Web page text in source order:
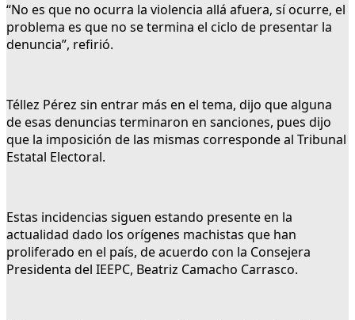
“No es que no ocurra la violencia allá afuera, sí ocurre, el
problema es que no se termina el ciclo de presentar la
denuncia”, refirió.
Téllez Pérez sin entrar más en el tema, dijo que alguna
de esas denuncias terminaron en sanciones, pues dijo
que la imposición de las mismas corresponde al Tribunal
Estatal Electoral.
Estas incidencias siguen estando presente en la
actualidad dado los orígenes machistas que han
proliferado en el país, de acuerdo con la Consejera
Presidenta del IEEPC, Beatriz Camacho Carrasco.